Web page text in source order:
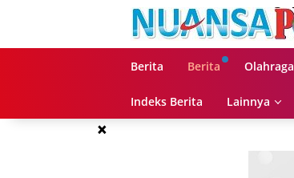
Berita Berita Olahraga
Indeks Berita Lainnya
×